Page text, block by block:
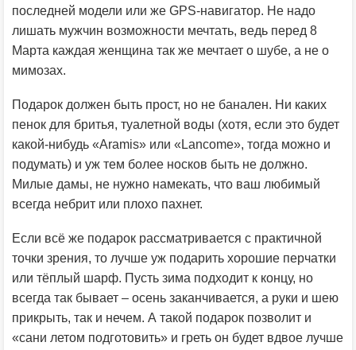
последней модели или же GPS-навигатор. Не надо
лишать мужчин возможности мечтать, ведь перед 8
Марта каждая женщина так же мечтает о шубе, а не о
мимозах.
Подарок должен быть прост, но не банален. Ни каких
пенок для бритья, туалетной воды (хотя, если это будет
какой-нибудь «Aramis» или «Lancome», тогда можно и
подумать) и уж тем более носков быть не должно.
Милые дамы, не нужно намекать, что ваш любимый
всегда небрит или плохо пахнет.
Если всё же подарок рассматривается с практичной
точки зрения, то лучше уж подарить хорошие перчатки
или тёплый шарф. Пусть зима подходит к концу, но
всегда так бывает – осень заканчивается, а руки и шею
прикрыть, так и нечем. А такой подарок позволит и
«сани летом подготовить» и греть он будет вдвое лучше